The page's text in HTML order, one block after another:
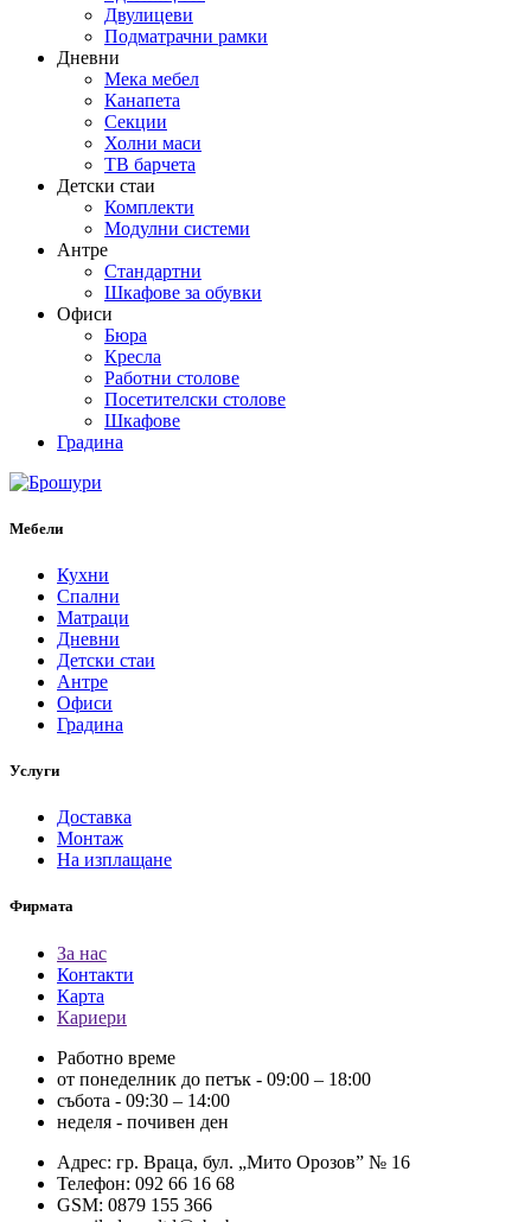
Двулицеви
Подматрачни рамки
Дневни
Мека мебел
Канапета
Секции
Холни маси
ТВ барчета
Детски стаи
Комплекти
Модулни системи
Антре
Стандартни
Шкафове за обувки
Офиси
Бюра
Кресла
Работни столове
Посетителски столове
Шкафове
Градина
Мебели
Кухни
Спални
Матраци
Дневни
Детски стаи
Антре
Офиси
Градина
Услуги
Доставка
Монтаж
На изплащане
Фирмата
За нас
Контакти
Карта
Кариери
Работно време
от понеделник до петък - 09:00 – 18:00
събота - 09:30 – 14:00
неделя - почивен ден
Адрес: гр. Враца, бул. „Мито Орозов” № 16
Телефон: 092 66 16 68
GSM: 0879 155 366